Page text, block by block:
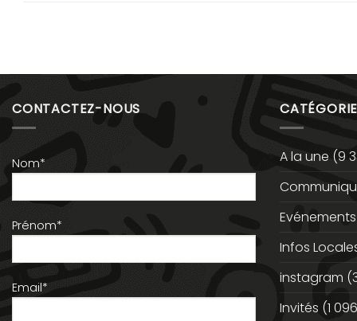
CONTACTEZ-NOUS
Nom*
Prénom*
Email*
A la une (9
Evénements
Infos
instagram
Invités (1